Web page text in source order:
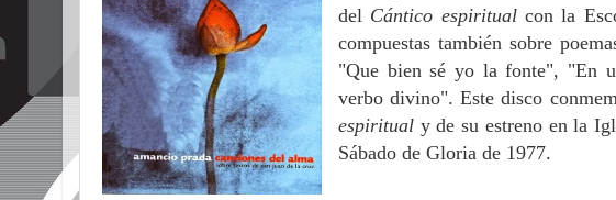
del Cántico espiritualcon la
compuestas también sobre
"Que bien sé yo la fonte", "En
verbo divino". Este disco
espiritual y de su estreno en la
Sábado de Gloria de 1977.